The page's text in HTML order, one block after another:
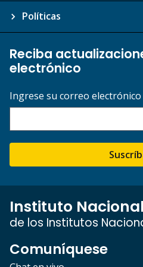
Políticas
Reciba
electrónico
Ingrese su correo electrónico
Instituto
de los Institutos
Comuníquese